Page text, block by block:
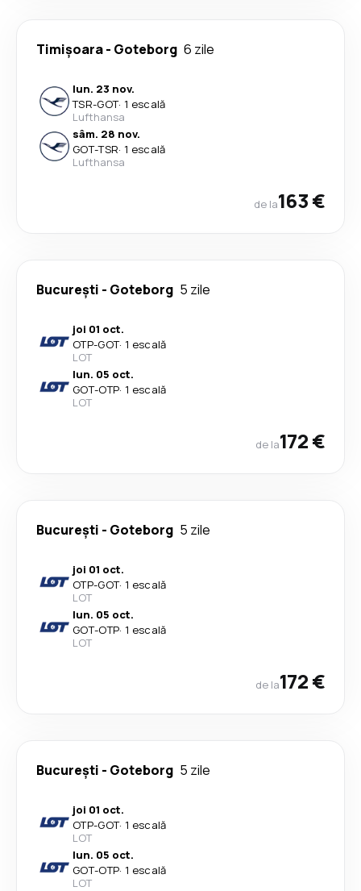
Timișoara- Goteborg 6 zile
lun. 23 nov.
TSR-GOT· 1 escală
Lufthansa
sâm. 28 nov.
GOT-TSR· 1 escală
Lufthansa
de la163 €
București - Goteborg 5 zile
joi 01 oct.
OTP-GOT· 1 escală
LOT
lun. 05 oct.
GOT-OTP· 1 escală
LOT
de la172 €
București - Goteborg 5 zile
joi 01 oct.
OTP-GOT· 1 escală
LOT
lun. 05 oct.
GOT-OTP· 1 escală
LOT
de la172 €
București - Goteborg 5 zile
joi 01 oct.
OTP-GOT· 1 escală
LOT
lun. 05 oct.
GOT-OTP· 1 escală
LOT